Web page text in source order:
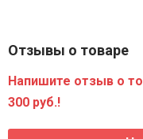
Отзывы о товаре
Напишите отзыв о
300 руб.!